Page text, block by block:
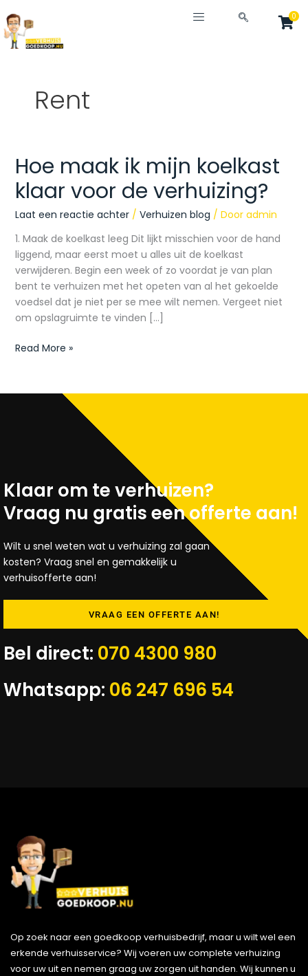
naar
de
0
Rent
Hoe maak ik mijn koelkast
klaar voor de verhuizing?
Laat een reactie achter / Verhuizen blog / Door admin
1. Maak de koelkast leeg Dit lijkt misschien voor de hand
liggend, maar eerst moet u alles uit de koelkast
verwijderen. Begin een week of zo voordat je van plan
bent te verhuizen met het opeten van al het gekoelde
voedsel dat je niet per se mee wilt nemen. Vergeet niet
om opslagruimte te vinden […]
Hoe
maak
ik
mijn
klaar
voor
de
verhuizing?
Read More »
Klaar om te verhuizen?
Vraag nu gratis een offerte aan!
Wilt u snel weten wat u verhuizing zal gaan
kosten? Vraag snel en gemakkelijk u
verhuisofferte aan!
VRAAG EEN OFFERTE AAN!
Bel direct: 070 4300 980
Whatsapp: 06 247 696 54
Op zoek naar een goedkoop verhuisbedrijf, maar u wilt wel een
erkende verhuisservice? Wij voeren uw complete verhuizing
voor uw uit en nemen graag uw zorgen uit handen. Wij kunnen u